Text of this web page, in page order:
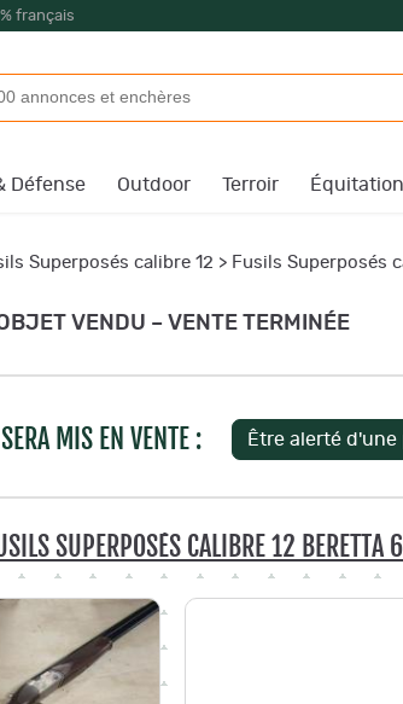
français
Défense Outdoor Terroir Équitation
Superposés calibre 12 > Fusils Superposés
VENDU – VENTE TERMINÉE
MIS EN VENTE :
SUPERPOSÉS CALIBRE 12